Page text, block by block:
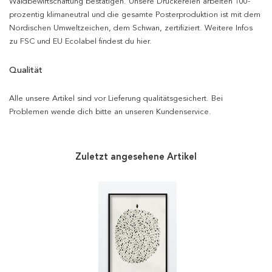
prozentig klimaneutral und die gesamte Posterproduktion ist mit dem
Nordischen Umweltzeichen, dem Schwan, zertifiziert. Weitere Infos
zu FSC und EU Ecolabel findest du hier.
Qualität
Alle unsere Artikel sind vor Lieferung qualitätsgesichert. Bei
Problemen wende dich bitte an unseren Kundenservice.
Zuletzt angesehene Artikel